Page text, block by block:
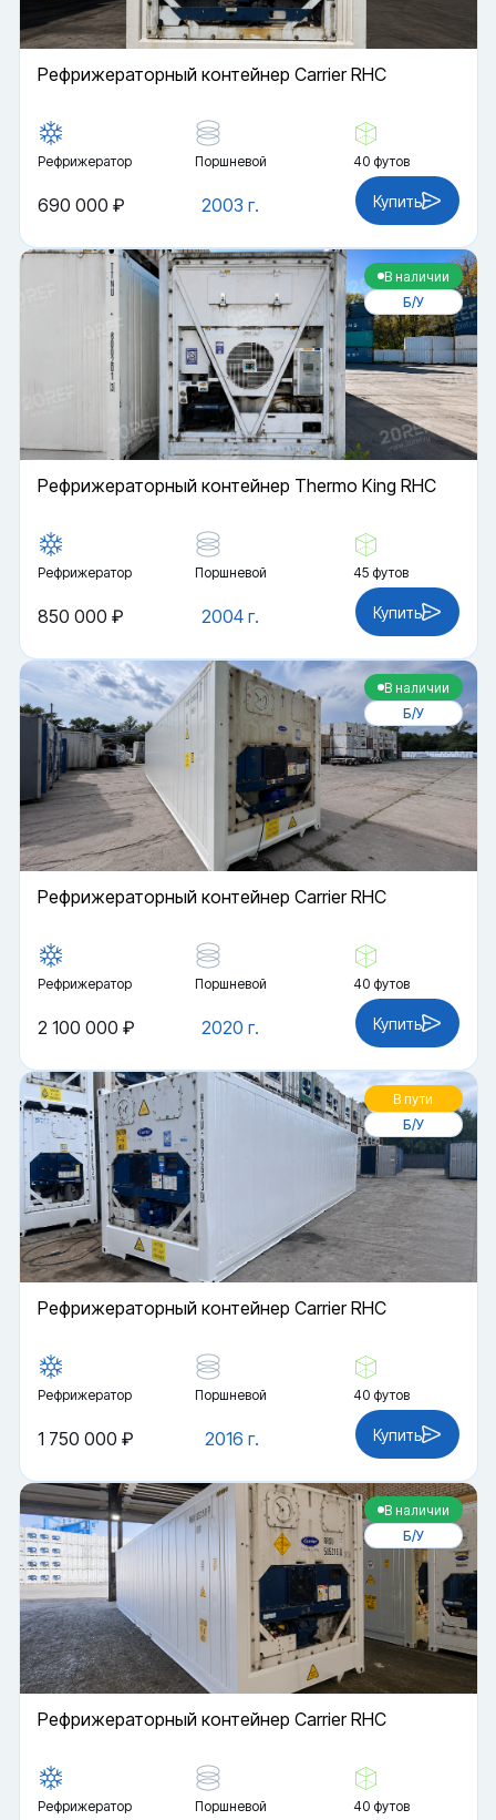
Рефрижераторный контейнер Carrier RHC
Рефрижератор Поршневой 40 футов
2003 г.
690 000 ₽ Купить
В наличии
Б/У
Рефрижераторный контейнер Thermo King RHC
Рефрижератор Поршневой 45 футов
2004 г.
850 000 ₽ Купить
В наличии
Б/У
Рефрижераторный контейнер Carrier RHC
Рефрижератор Поршневой 40 футов
2020 г.
2 100 000 ₽ Купить
В пути
Б/У
Рефрижераторный контейнер Carrier RHC
Рефрижератор Поршневой 40 футов
2016 г.
1 750 000 ₽ Купить
В наличии
Б/У
Рефрижераторный контейнер Carrier RHC
Рефрижератор Поршневой 40 футов